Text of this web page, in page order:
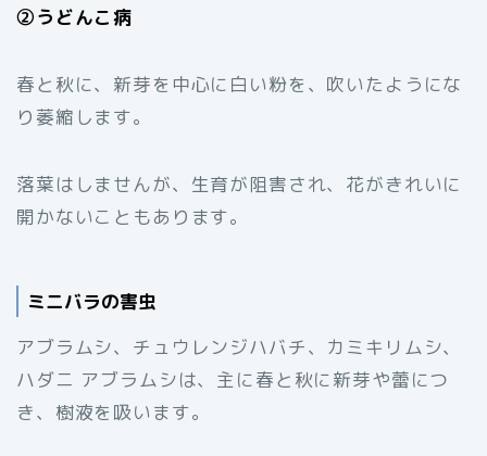
②うどんこ病
春と秋に、新芽を中心に白い粉を、吹いたようにな
り萎縮します。
落葉はしませんが、生育が阻害され、花がきれいに
開かないこともあります。
ミニバラの害虫
アブラムシ、チュウレンジハバチ、カミキリムシ、
ハダニ アブラムシは、主に春と秋に新芽や蕾につ
き、樹液を吸います。